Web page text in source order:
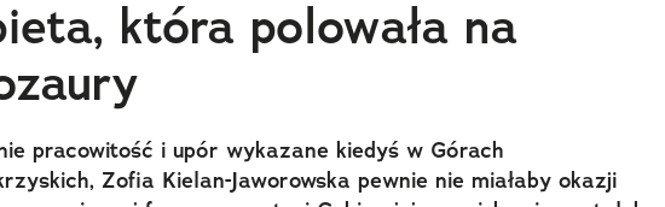
która polowała na
pracowitość i upór wykazane kiedyś w Górach
Zofia Kielan-Jaworowska pewnie nie miałaby okazji